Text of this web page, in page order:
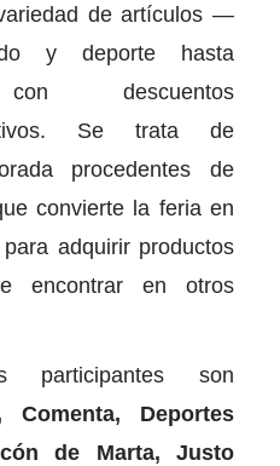
de artículos —
y deporte hasta
con descuentos
Se trata de
procedentes de
convierte la feria en
adquirir productos
encontrar en otros
participantes son
Comenta, Deportes
de Marta, Justo